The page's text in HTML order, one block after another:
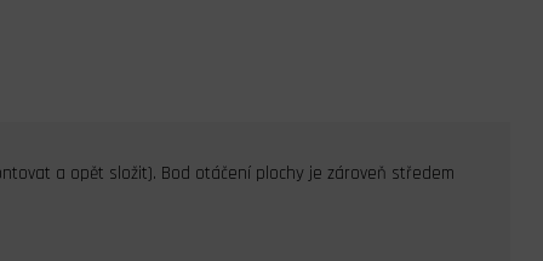
a opět složit). Bod otáčení plochy je zároveň středem